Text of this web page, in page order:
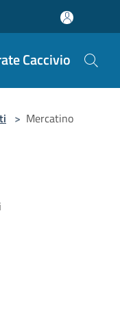
Caccivio
> Mercatino